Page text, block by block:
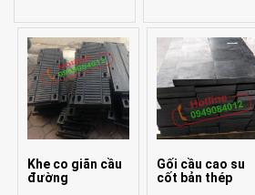
Khe co giãn cầu
đường
Gối cầu cao su
cốt bản thép